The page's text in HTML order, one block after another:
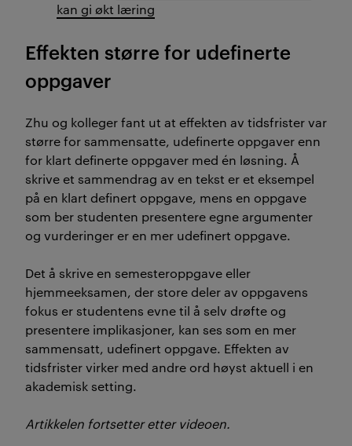
kan gi økt læring
Effekten større for udefinerte
oppgaver
Zhu og kolleger fant ut at effekten av tidsfrister var
større for sammensatte, udefinerte oppgaver enn
for klart definerte oppgaver med én løsning. Å
skrive et sammendrag av en tekst er et eksempel
på en klart definert oppgave, mens en oppgave
som ber studenten presentere egne argumenter
og vurderinger er en mer udefinert oppgave.
Det å skrive en semesteroppgave eller
hjemmeeksamen, der store deler av oppgavens
fokus er studentens evne til å selv drøfte og
presentere implikasjoner, kan ses som en mer
sammensatt, udefinert oppgave. Effekten av
tidsfrister virker med andre ord høyst aktuell i en
akademisk setting.
Artikkelen fortsetter etter videoen.